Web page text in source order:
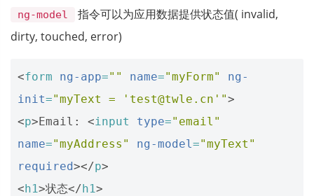
ng-model
指令可以为应用数据提供状态值( invalid,
dirty, touched, error)
<form ng-app="" name="myForm"
ng-
init="myText = 'test@twle.cn'">
<p>Email: <input type="email"
name="myAddress" ng-model="myText"
required></p>
<h1>状态</h1>